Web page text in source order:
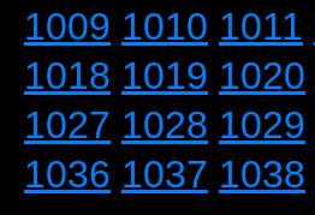
1009 1010 1011
1018 1019 1020
1027 1028 1029
1036 1037 1038